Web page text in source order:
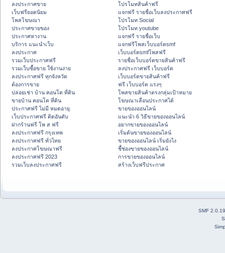
ลงประกาศขาย
เว็บฟรียอดนิยม
โพสโฆษณา
ประกาศขายของ
ประกาศหางาน
บริการ แนะนำเว็บ
ลงประกาศ
รวมเว็บประกาศฟรี
รวมเว็บซื้อขาย ใช้งานง่าย
ลงประกาศฟรี ทุกจังหวัด
ต้องการขาย
ปล่อยเช่า บ้าน คอนโด ที่ดิน
ขายบ้าน คอนโด ที่ดิน
ประกาศฟรี ไม่มี หมดอายุ
เว็บประกาศฟรี ติดอันดับ
ฝากร้านฟรี โพ ส ฟรี
ลงประกาศฟรี กรุงเทพ
ลงประกาศฟรี ทั่วไทย
ลงประกาศโฆษณาฟรี
ลงประกาศฟรี 2023
รวมเว็บลงประกาศฟรี
โปรโมทสินค้าฟรี
แจกฟรี รายชื่อเว็บลงประกาศฟรี
โปรโมท Social
โปรโมท youtube
แจกฟรี รายชื่อเว็บ
แจกฟรีโพสเว็บบอร์ดsmf
เว็บบอร์ดsmfโพสฟรี
รายชื่อเว็บบอร์ดขายสินค้าฟรี
ลงประกาศฟรี เว็บบอร์ด
เว็บบอร์ดขายสินค้าฟรี
ฟรี เว็บบอร์ด แรงๆ
โพสขายสินค้าตรงกลุ่มเป้าหมาย
โฆษณาเลื่อนประกาศได้
ขายของออนไลน์
แนะนำ 6 วิธีขายของออนไลน์
อยากขายของออนไลน์
เริ่มต้นขายของออนไลน์
ขายของออนไลน์ เริ่มยังไง
ชี้ช่องขายของออนไลน์
การขายของออนไลน์
สร้างเว็บฟรีประกาศ
SMF 2.0.19